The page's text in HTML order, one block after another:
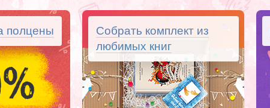
полцены
Собрать комплект из
любимых книг